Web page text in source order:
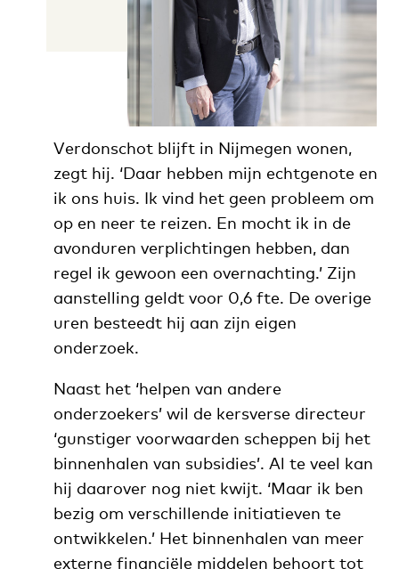
Verdonschot blijft in Nijmegen wonen,
zegt hij. ‘Daar hebben mijn echtgenote en
ik ons huis. Ik vind het geen probleem om
op en neer te reizen. En mocht ik in de
avonduren verplichtingen hebben, dan
regel ik gewoon een overnachting.’ Zijn
aanstelling geldt voor 0,6 fte. De overige
uren besteedt hij aan zijn eigen
onderzoek.
Naast het ‘helpen van andere
onderzoekers’ wil de kersverse directeur
‘gunstiger voorwaarden scheppen bij het
binnenhalen van subsidies’. Al te veel kan
hij daarover nog niet kwijt. ‘Maar ik ben
bezig om verschillende initiatieven te
ontwikkelen.’ Het binnenhalen van meer
externe financiële middelen behoort tot